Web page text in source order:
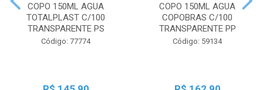
COPO 150ML AGUA
TOTALPLAST C/100
TRANSPARENTE PS
Código: 77774
COPO 150ML AGUA
COPOBRAS C/100
TRANSPARENTE PP
Código: 59134